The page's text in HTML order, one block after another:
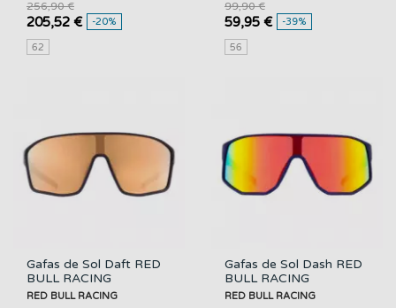
205,52 €
256,90 €
-20%
62
59,95 €
99,90 €
-39%
56
Gafas de Sol Daft RED
BULL RACING
RED BULL RACING
Gafas de Sol Dash RED
BULL RACING
RED BULL RACING